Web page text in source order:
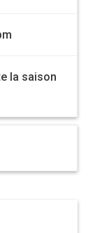
la saison